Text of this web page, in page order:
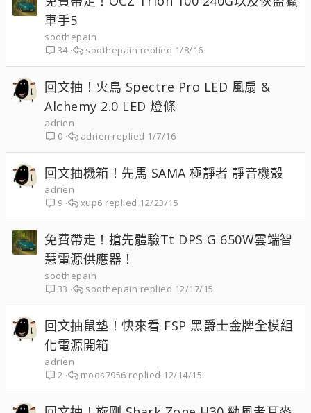
車手5
soothepain
34
1/8/16
soothepain
回文抽！火鳥 Spectre Pro LED 風扇 &
Alchemy 2.0 LED 燈條
adrien
0
1/7/16
adrien
回文抽機箱！先馬 SAMA 極靜者 靜音機殼
adrien
9
12/23/15
xup6
免費帶走！搶先體驗Tt DPS G 650W雲端智
慧電源供應器！
soothepain
33
12/17/15
soothepain
回文抽鼠墊！快來看 FSP 黑爵士金牌全模組
化電源開箱
adrien
2
12/14/15
moos7956